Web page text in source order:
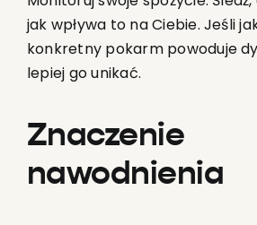
jak wpływa to na Ciebie. Jeśli
konkretny pokarm powoduje
lepiej go unikać.
Znaczenie
nawodnienia